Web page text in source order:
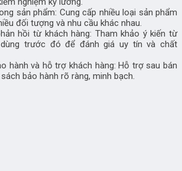
sản phẩm: Cung cấp nhiều loại sản phẩm
đối tượng và nhu cầu khác nhau.
hồi từ khách hàng: Tham khảo ý kiến từ
trước đó để đánh giá uy tín và chất
hành và hỗ trợ khách hàng: Hỗ trợ sau bán
bảo hành rõ ràng, minh bạch.